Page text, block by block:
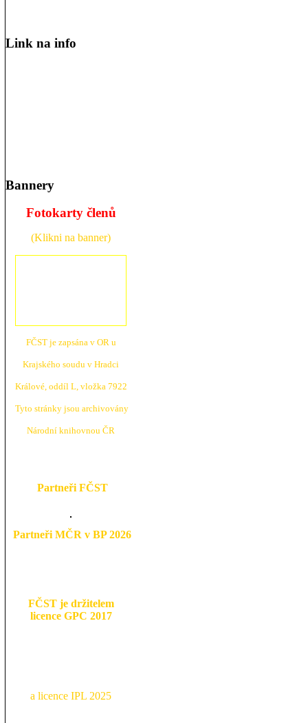
Link na info
Bannery
Fotokarty členů
(Klikni na banner)
FČST je zapsána v OR u
Krajského soudu v Hradci
Králové, oddíl L, vložka 7922
Tyto stránky jsou archivovány
Národní knihovnou ČR
Partneři FČST
Partneři MČR v BP 2026
FČST je držitelem
licence GPC 2017
a licence IPL 2025